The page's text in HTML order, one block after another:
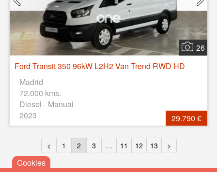
26
Ford Transit 350 96kW L2H2 Van Trend RWD HD
Madrid
72.000 kms.
Diesel - Manual
2023
29.790 €
< 1 2 3 … 11 12 13 >